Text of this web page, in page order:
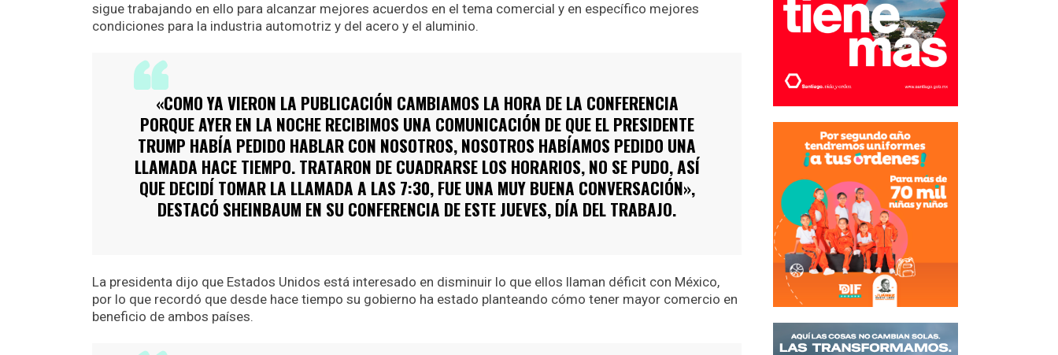
sigue trabajando en ello para alcanzar mejores acuerdos en el tema comercial y en específico mejores
condiciones para la industria automotriz y del acero y el aluminio.
«COMO YA VIERON LA PUBLICACIÓN CAMBIAMOS LA HORA DE LA CONFERENCIA
PORQUE AYER EN LA NOCHE RECIBIMOS UNA COMUNICACIÓN DE QUE EL PRESIDENTE
TRUMP HABÍA PEDIDO HABLAR CON NOSOTROS, NOSOTROS HABÍAMOS PEDIDO UNA
LLAMADA HACE TIEMPO. TRATARON DE CUADRARSE LOS HORARIOS, NO SE PUDO, ASÍ
QUE DECIDÍ TOMAR LA LLAMADA A LAS 7:30, FUE UNA MUY BUENA CONVERSACIÓN»,
DESTACÓ SHEINBAUM EN SU CONFERENCIA DE ESTE JUEVES, DÍA DEL TRABAJO.
La presidenta dijo que Estados Unidos está interesado en disminuir lo que ellos llaman déficit con México,
por lo que recordó que desde hace tiempo su gobierno ha estado planteando cómo tener mayor comercio en
beneficio de ambos países.